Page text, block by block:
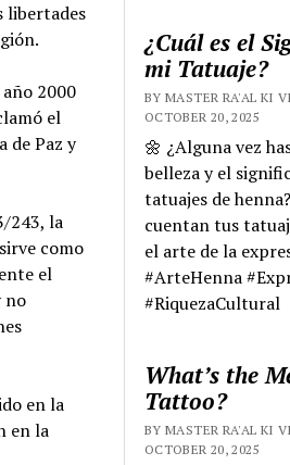
libertades
2000
el
de Paz y
243, la
como
el
no
en la
en la
¿Cuál es el
mi Tatuaje?
BY MASTER RA'AL KI
OCTOBER 20, 2025
🌼 ¿Alguna vez
belleza y el
tatuajes de
cuentan tus
el arte de la
#ArteHenna
#RiquezaCultural
What’s the
Tattoo?
BY MASTER RA'AL KI
OCTOBER 20, 2025